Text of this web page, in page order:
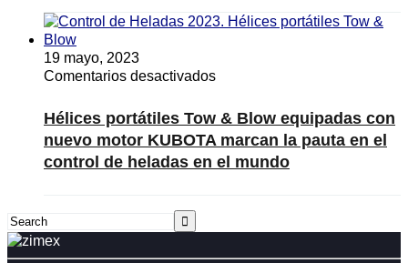
19 mayo, 2023
Comentarios desactivadosen
portátiles
Tow
&
Blow
KUBOTA
Hélices portátiles Tow & Blow equipadas con
nuevo motor KUBOTA marcan la pauta en el
control de heladas en el mundo